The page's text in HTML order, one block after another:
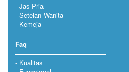
Jas Pria
Setelan Wanita
Kemeja
Faq
Kualitas